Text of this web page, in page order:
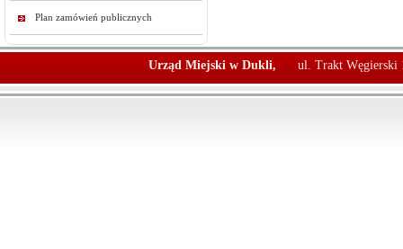
Plan zamówień publicznych
Urząd Miejski w Dukli, ul. Trakt Węgierski